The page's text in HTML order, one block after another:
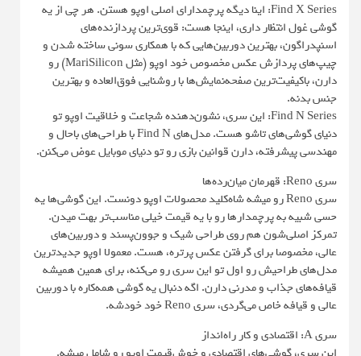
Find X Series: اینا دیگه پرچمدارای اصلی اوپو هستن. هر چی از یه
گوشی غول انتظار داری، اینجا هست: قوی‌ترین پردازنده‌های
اسنپدراگون، بهترین دوربین‌هایی که با همکاری سونی ساخته شدن و
چیپ‌های پردازش عکس مخصوص خود اوپو (مثل MariSilicon) رو
دارن، باکیفیت‌ترین صفحه‌نمایش‌ها با روشنایی فوق‌العاده و بهترین
جنس بدنه.
Find N Series: این سری، نشون‌دهنده شجاعت و خلاقیت اوپو تو
دنیای گوشی‌های تاشو هست. مدل‌های Find N با طراحی‌های باحال و
مهندسی پیشرفته، دارن قوانین بازی رو تو دنیای موبایل عوض می‌کنن.
سری Reno: قهرمان میان‌رده‌ها
سری Reno رو میشه شاه‌کلید محصولات اوپو دونست. این گوشی‌ها یه
حسی شبیه به پرچمدارها رو با یه قیمت خیلی مناسب‌تر بهت میدن.
تمرکز اصلی‌شون هم روی طراحی شیک و جوون‌پسند و دوربین‌های
عالی، مخصوصا برای گرفتن عکس پرتره، هست. معمولا اوپو جدیدترین
مدل‌های طراحیش رو اول تو این سری رو می‌کنه، برای همین همیشه
قیافه‌های جذاب و مدرنی دارن. اگه دنبال یه گوشی همه‌کاره با دوربین
عالی و قیافه خاص می‌گردی، سری Reno خود خودشه.
سری A: اقتصادی و کار راه‌انداز